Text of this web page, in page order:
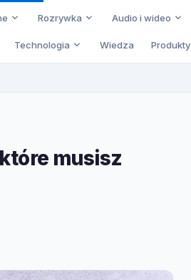
Rozrywka Audio i wideo
Technologia Wiedza Produkty
musisz